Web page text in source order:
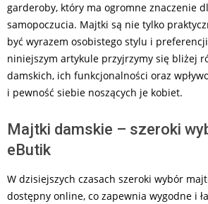
garderoby, który ma ogromne znaczenie
samopoczucia. Majtki są nie tylko
być wyrazem osobistego stylu i
niniejszym artykule przyjrzymy się bliżej
damskich, ich funkcjonalności oraz
i pewność siebie noszących je kobiet.
Majtki damskie – szeroki
eButik
W dzisiejszych czasach szeroki wybór
dostępny online, co zapewnia wygodne i